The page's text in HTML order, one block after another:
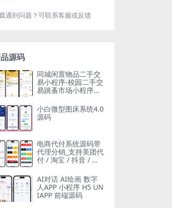
遇到问题？可联系客服或反馈
源码
同城闲置物品二手交
易小程序-校园二手交
易跳蚤市场小程序源
小白微型图床系统4.0
源码
电商代付系统源码带
代理分销_支持美团代
付 / 淘宝 / 抖音 / 拼
AI对话 AI绘画 数字
人APP 小程序 H5 UN
IAPP 前端源码